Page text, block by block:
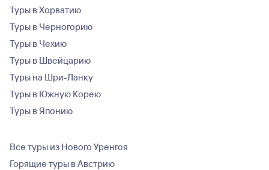
Туры в Хорватию
Туры в Черногорию
Туры в Чехию
Туры в Швейцарию
Туры на Шри-Ланку
Туры в Южную Корею
Туры в Японию
Все туры из Нового Уренгоя
Горящие туры в Австрию